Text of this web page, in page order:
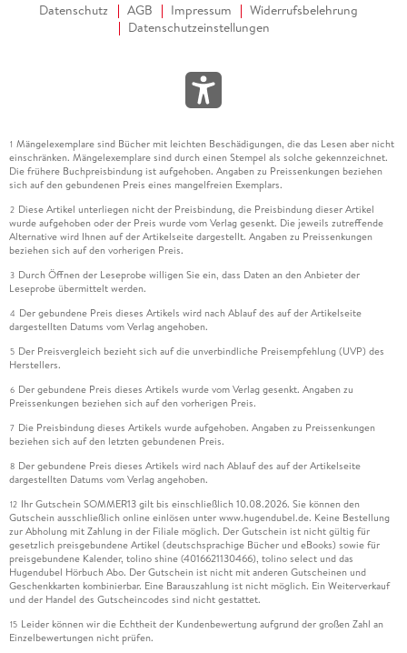
Datenschutz AGB Impressum
Widerrufsbelehrung
Datenschutzeinstellungen
1 Mängelexemplare sind Bücher mit leichten Beschädigungen, die das Lesen aber nicht
einschränken. Mängelexemplare sind durch einen Stempel als solche gekennzeichnet.
Die frühere Buchpreisbindung ist aufgehoben. Angaben zu Preissenkungen beziehen
sich auf den gebundenen Preis eines mangelfreien Exemplars.
2 Diese Artikel unterliegen nicht der Preisbindung, die Preisbindung dieser Artikel
wurde aufgehoben oder der Preis wurde vom Verlag gesenkt. Die jeweils zutreffende
Alternative wird Ihnen auf der Artikelseite dargestellt. Angaben zu Preissenkungen
beziehen sich auf den vorherigen Preis.
3 Durch Öffnen der Leseprobe willigen Sie ein, dass Daten an den Anbieter der
Leseprobe übermittelt werden.
4 Der gebundene Preis dieses Artikels wird nach Ablauf des auf der Artikelseite
dargestellten Datums vom Verlag angehoben.
5 Der Preisvergleich bezieht sich auf die unverbindliche Preisempfehlung (UVP) des
Herstellers.
6 Der gebundene Preis dieses Artikels wurde vom Verlag gesenkt. Angaben zu
Preissenkungen beziehen sich auf den vorherigen Preis.
7 Die Preisbindung dieses Artikels wurde aufgehoben. Angaben zu Preissenkungen
beziehen sich auf den letzten gebundenen Preis.
8 Der gebundene Preis dieses Artikels wird nach Ablauf des auf der Artikelseite
dargestellten Datums vom Verlag angehoben.
12 Ihr Gutschein SOMMER13 gilt bis einschließlich 10.08.2026. Sie können den
Gutschein ausschließlich online einlösen unter www.hugendubel.de. Keine Bestellung
zur Abholung mit Zahlung in der Filiale möglich. Der Gutschein ist nicht gültig für
gesetzlich preisgebundene Artikel (deutschsprachige Bücher und eBooks) sowie für
preisgebundene Kalender, tolino shine (4016621130466), tolino select und das
Hugendubel Hörbuch Abo. Der Gutschein ist nicht mit anderen Gutscheinen und
Geschenkkarten kombinierbar. Eine Barauszahlung ist nicht möglich. Ein Weiterverkauf
und der Handel des Gutscheincodes sind nicht gestattet.
15 Leider können wir die Echtheit der Kundenbewertung aufgrund der großen Zahl an
Einzelbewertungen nicht prüfen.